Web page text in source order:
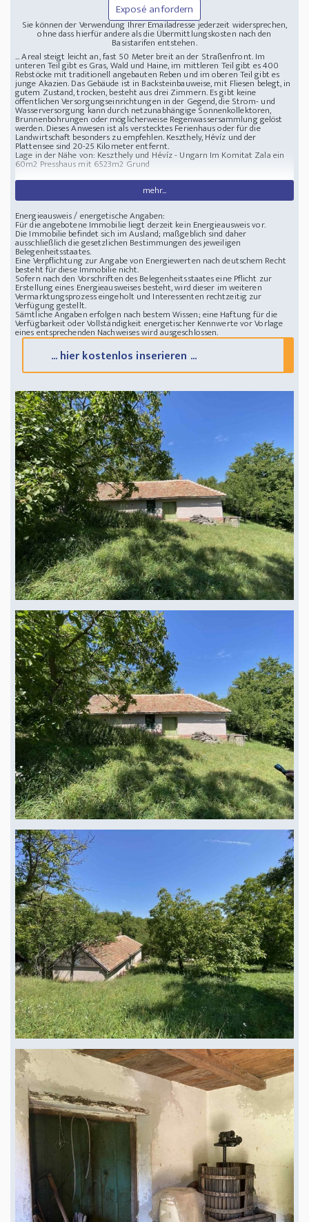
Exposé anfordern
Sie können der Verwendung Ihrer Emailadresse jederzeit widersprechen,
ohne dass hierfür andere als die Übermittlungskosten nach den
Basistarifen entstehen.
... Areal steigt leicht an, fast 50 Meter breit an der Straßenfront. Im
unteren Teil gibt es Gras, Wald und Haine, im mittleren Teil gibt es 400
Rebstöcke mit traditionell angebauten Reben und im oberen Teil gibt es
junge Akazien. Das Gebäude ist in Backsteinbauweise, mit Fliesen belegt, in
gutem Zustand, trocken, besteht aus drei Zimmern. Es gibt keine
öffentlichen Versorgungseinrichtungen in der Gegend, die Strom- und
Wasserversorgung kann durch netzunabhängige Sonnenkollektoren,
Brunnenbohrungen oder möglicherweise Regenwassersammlung gelöst
werden. Dieses Anwesen ist als verstecktes Ferienhaus oder für die
Landwirtschaft besonders zu empfehlen. Keszthely, Hévíz und der
Plattensee sind 20-25 Kilometer entfernt.
Lage in der Nähe von: Keszthely und Hévíz - Ungarn Im Komitat Zala ein
60m2 Presshaus mit 6523m2 Grund
mehr...
Energieausweis / energetische Angaben:
Für die angebotene Immobilie liegt derzeit kein Energieausweis vor.
Die Immobilie befindet sich im Ausland; maßgeblich sind daher
ausschließlich die gesetzlichen Bestimmungen des jeweiligen
Belegenheitsstaates.
Eine Verpflichtung zur Angabe von Energiewerten nach deutschem Recht
besteht für diese Immobilie nicht.
Sofern nach den Vorschriften des Belegenheitsstaates eine Pflicht zur
Erstellung eines Energieausweises besteht, wird dieser im weiteren
Vermarktungsprozess eingeholt und Interessenten rechtzeitig zur
Verfügung gestellt.
Sämtliche Angaben erfolgen nach bestem Wissen; eine Haftung für die
Verfügbarkeit oder Vollständigkeit energetischer Kennwerte vor Vorlage
eines entsprechenden Nachweises wird ausgeschlossen.
... hier kostenlos inserieren ...